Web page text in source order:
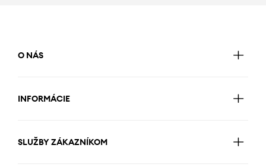
O NÁS
INFORMÁCIE
SLUŽBY ZÁKAZNÍKOM